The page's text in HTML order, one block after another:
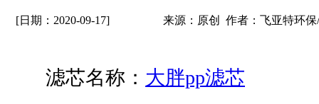
[日期：2020-09-17] 来源：原创 作者：飞亚特环保
滤芯名称： 大胖pp滤芯